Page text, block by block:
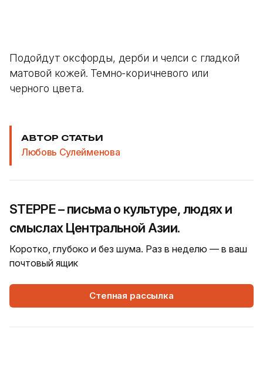
Подойдут оксфорды, дерби и челси с гладкой
матовой кожей. Темно-коричневого или
черного цвета.
АВТОР СТАТЬИ
Любовь Сулейменова
STEPPE – письма о культуре, людях и
смыслах Центральной Азии.
Коротко, глубоко и без шума. Раз в неделю — в ваш
почтовый ящик
Степная рассылка